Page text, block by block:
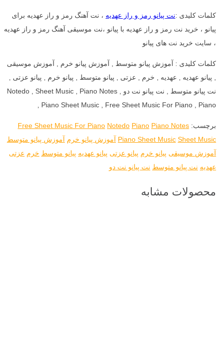
کلمات کلیدی :نت پیانو رمز و راز عهدیه ، نت آهنگ رمز و راز عهدیه برای
پیانو ، خرید نت رمز و راز عهدیه با پیانو ،نت موسیقی آهنگ رمز و راز عهدیه
، سایت خرید نت های پیانو
کلمات کلیدی : آموزش پیانو متوسط , آموزش پیانو خرم , آموزش موسیقی
, پیانو عهدیه , عهدیه , خرم , عزتی , پیانو متوسط , پیانو خرم , پیانو عزتی ,
نت پیانو متوسط , نت پیانو نت دو , Notedo , Sheet Music , Piano Notes
, Piano Sheet Music , Free Sheet Music For Piano , Piano
برچسب: Free Sheet Music For Piano Notedo Piano Piano Notes
Piano Sheet Music Sheet Music آموزش پیانو خرم آموزش پیانو متوسط
آموزش موسیقی پیانو خرم پیانو عزتی پیانو عهدیه پیانو متوسط خرم عزتی
عهدیه نت پیانو متوسط نت پیانو نت دو
محصولات مشابه